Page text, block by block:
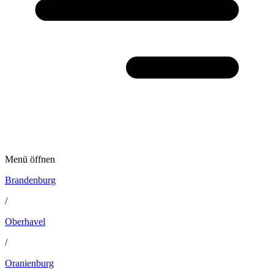
Menü öffnen
Brandenburg
/
Oberhavel
/
Oranienburg